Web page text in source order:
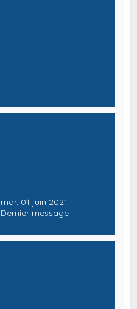
mar. 01 juin 2021
Dernier message